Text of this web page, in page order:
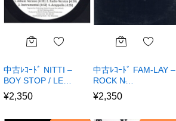
中古ﾚｺｰﾄﾞ NITTI –
BOY STOP / LE…
¥2,350
中古ﾚｺｰﾄﾞ FAM-LAY –
ROCK N̵…
¥2,350